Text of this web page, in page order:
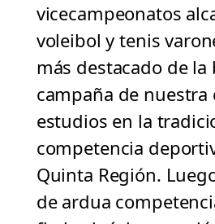
vicecampeonatos
voleibol y tenis
más destacado de la
campaña de nuestra
estudios en la
competencia
Quinta Región.
de ardua